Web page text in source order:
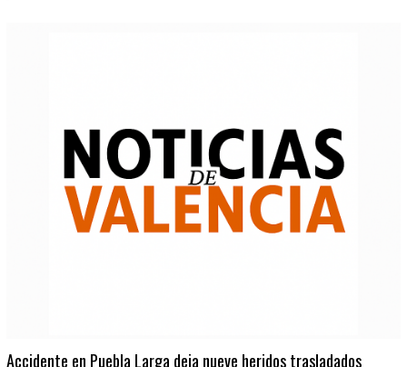
Accidente en Puebla Larga deja nueve heridos trasladados